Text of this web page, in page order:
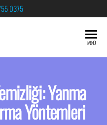
0375
MENÜ
Yanma
Yöntemleri